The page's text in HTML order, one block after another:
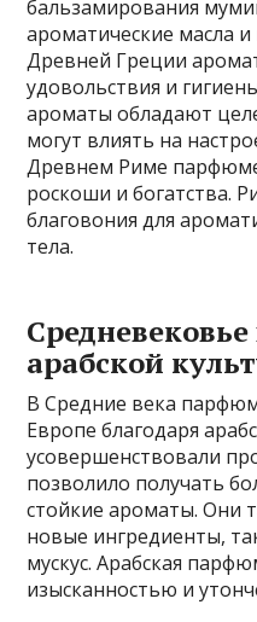
бальзамирования
ароматические масла
Древней Греции
удовольствия и
ароматы обладают
могут влиять на
Древнем Риме
роскоши и богатства.
благовония для
тела.
арабской
В Средние века
Европе благодаря
усовершенствовали
позволило получать
стойкие ароматы. Они
новые ингредиенты,
мускус. Арабская
изысканностью и